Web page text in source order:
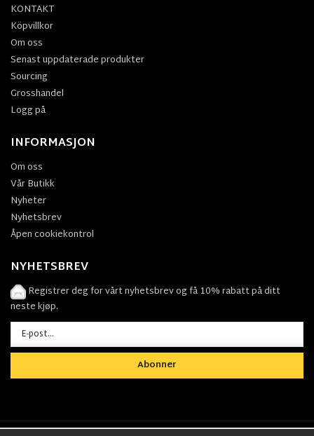
KONTAKT
Köpvillkor
Om oss
Senast uppdaterade produkter
Sourcing
Grosshandel
Logg på
INFORMASJON
Om oss
Vår Butikk
Nyheter
Nyhetsbrev
Åpen cookiekontrol
NYHETSBREV
Registrer deg for vårt nyhetsbrev og få 10% rabatt på ditt
neste kjøp.
Abonner